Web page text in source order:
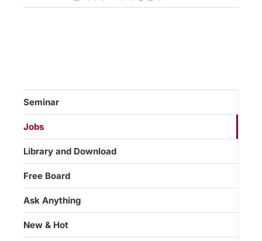
Seminar
Jobs
Library and Download
Free Board
Ask Anything
New & Hot